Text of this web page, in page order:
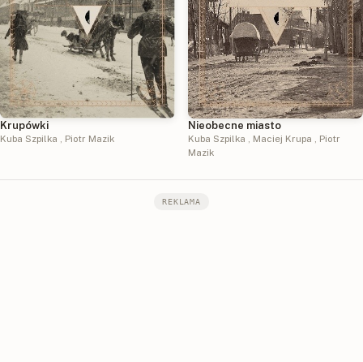
Krupówki
Kuba Szpilka , Piotr Mazik
Nieobecne miasto
Kuba Szpilka , Maciej Krupa , Piotr
Mazik
REKLAMA